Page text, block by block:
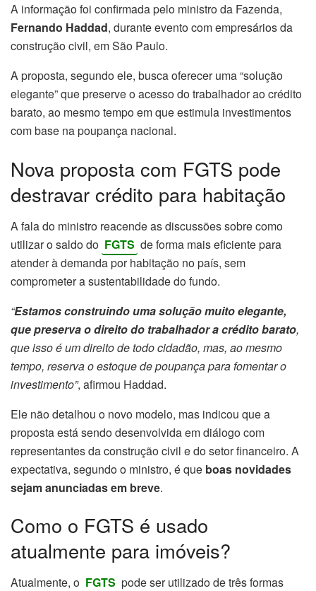
A informação foi confirmada pelo ministro da Fazenda,
Fernando Haddad, durante evento com empresários da
construção civil, em São Paulo.
A proposta, segundo ele, busca oferecer uma “solução
elegante” que preserve o acesso do trabalhador ao crédito
barato, ao mesmo tempo em que estimula investimentos
com base na poupança nacional.
Nova proposta com FGTS pode
destravar crédito para habitação
A fala do ministro reacende as discussões sobre como
utilizar o saldo do FGTS de forma mais eficiente para
atender à demanda por habitação no país, sem
comprometer a sustentabilidade do fundo.
“Estamos construindo uma solução muito elegante,
que preserva o direito do trabalhador a crédito barato,
que isso é um direito de todo cidadão, mas, ao mesmo
tempo, reserva o estoque de poupança para fomentar o
investimento”, afirmou Haddad.
Ele não detalhou o novo modelo, mas indicou que a
proposta está sendo desenvolvida em diálogo com
representantes da construção civil e do setor financeiro. A
expectativa, segundo o ministro, é que boas novidades
sejam anunciadas em breve.
Como o FGTS é usado
atualmente para imóveis?
Atualmente, o FGTS pode ser utilizado de três formas